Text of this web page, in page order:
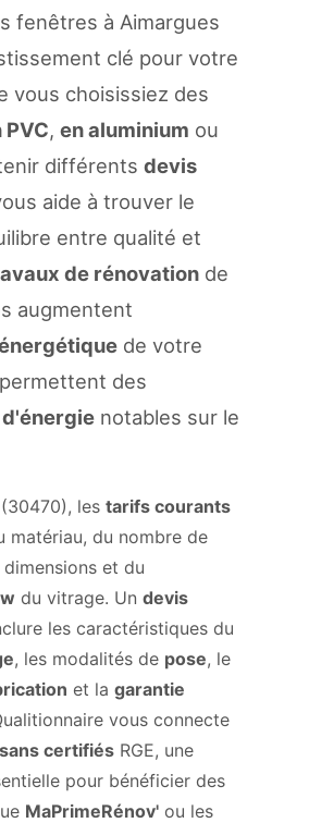
fenêtres à Aimargues
clé pour votre
vous choisissiez des
, en aluminium ou
différents devis
aide à trouver le
entre qualité et
de rénovation de
augmentent
de votre
des
notables sur le
les tarifs courants
matériau, du nombre de
et du
du vitrage. Un devis
les caractéristiques du
, les modalités de pose, le
et la garantie
vous connecte
certifiés RGE, une
pour bénéficier des
MaPrimeRénov' ou les